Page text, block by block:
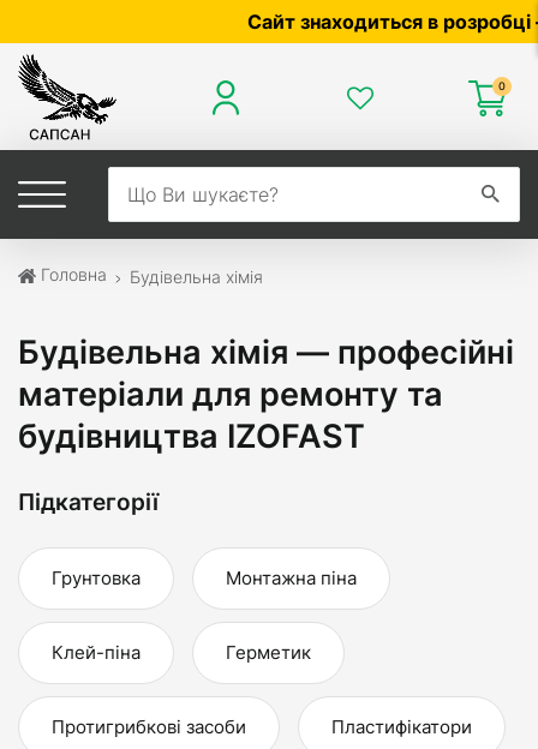
Сайт знаходиться в розробці — по
0
Головна Будівельна хімія
Будівельна хімія — професійні
матеріали для ремонту та
будівництва IZOFAST
Підкатегорії
Грунтовка Монтажна піна
Клей-піна Герметик
Протигрибкові засоби Пластифікатори